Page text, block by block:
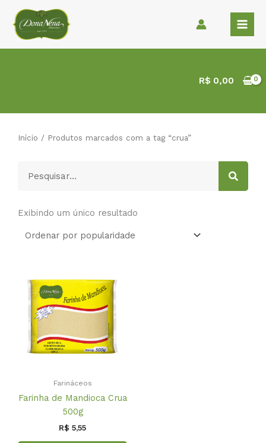
para
conteúdo
R$ 0,00
Início / Produtos marcados com a tag “crua”
Exibindo um único resultado
Farináceos
Farinha de Mandioca Crua
500g
R$ 5,55